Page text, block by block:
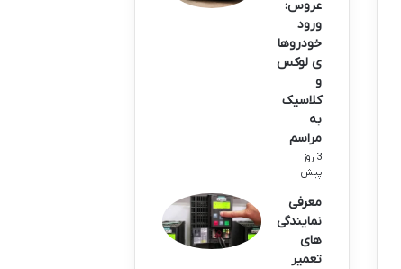
عروس:
ورود
خودروها
ی لوکس
و
کلاسیک
به
مراسم
3 روز
پیش
معرفی
نمایندگی‌
های
تعمیر